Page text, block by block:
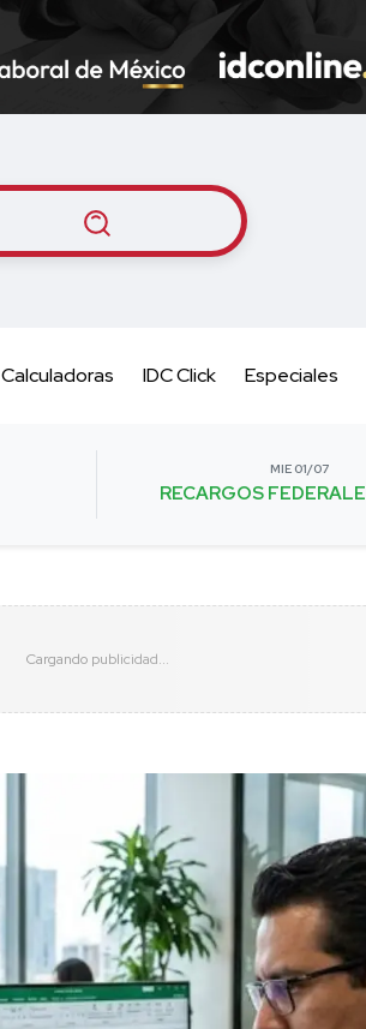
Calculadoras IDC Click Especiales
MIE 01/07
RECARGOS